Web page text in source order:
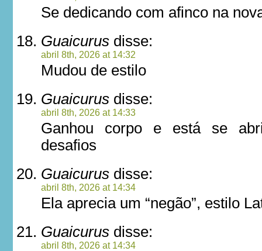
Se dedicando com afinco na
Guaicurus disse:
abril 8th, 2026 at 14:32
Mudou de estilo
Guaicurus disse:
abril 8th, 2026 at 14:33
Ganhou corpo e está se
desafios
Guaicurus disse:
abril 8th, 2026 at 14:34
Ela aprecia um “negão”, estilo
Guaicurus disse:
abril 8th, 2026 at 14:34